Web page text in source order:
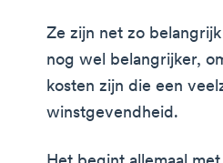
Ze zijn net zo
nog wel belangrijker,
kosten zijn die een
winstgevendheid.